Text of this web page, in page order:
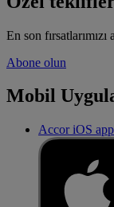
En son
Abone olun
Mobil
Accor iOS app